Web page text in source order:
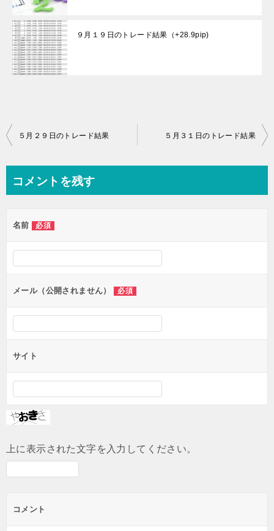
９月１９日のトレード結果（+28.9pip)
投
ビ
ー
シ
ョ
ン
５月２９日のトレード結果 ５月３１日のトレード結果
コメントを残す
名前 必須
メール（公開されません） 必須
サイト
上に表示された文字を入力してください。
コメント